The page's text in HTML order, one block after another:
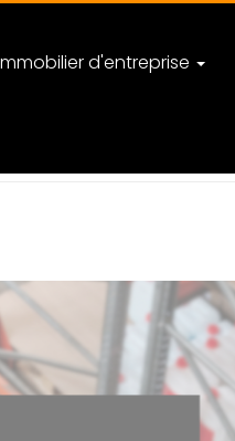
d'entreprise